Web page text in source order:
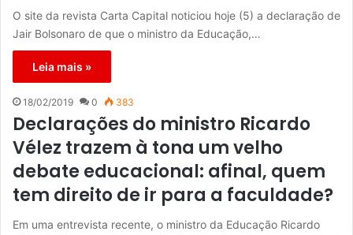
O site da revista Carta Capital noticiou hoje (5) a declaração de
Jair Bolsonaro de que o ministro da Educação,…
Leia mais »
18/02/2019 0 383
Declarações do ministro Ricardo
Vélez trazem à tona um velho
debate educacional: afinal, quem
tem direito de ir para a faculdade?
Em uma entrevista recente, o ministro da Educação Ricardo